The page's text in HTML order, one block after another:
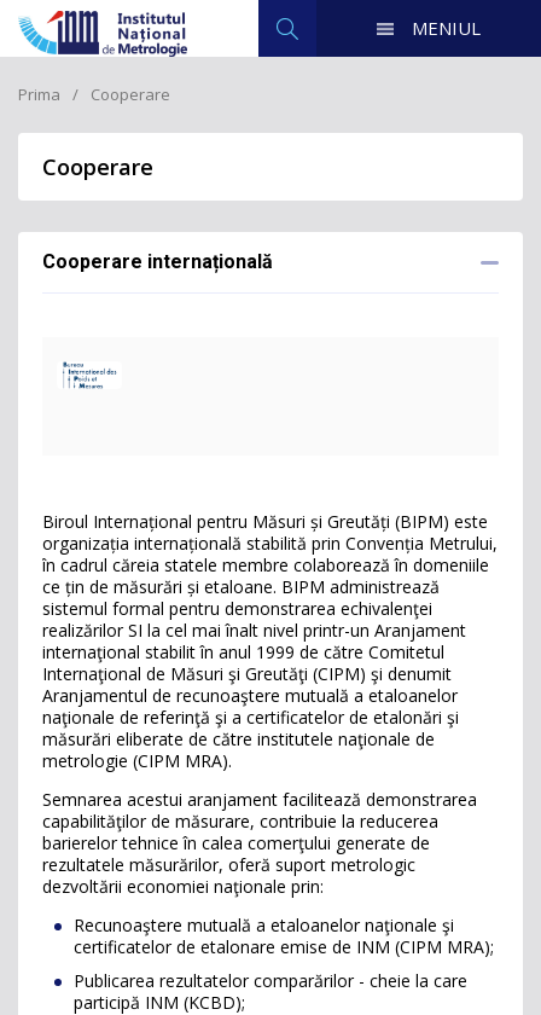
MENIUL
Prima Cooperare
Cooperare
Cooperare internațională
Biroul Internațional pentru Măsuri și Greutăți (BIPM) este
organizația internațională stabilită prin Convenția Metrului,
în cadrul căreia statele membre colaborează în domeniile
ce țin de măsurări și etaloane. BIPM administrează
sistemul formal pentru demonstrarea echivalenţei
realizărilor SI la cel mai înalt nivel printr-un Aranjament
internaţional stabilit în anul 1999 de către Comitetul
Internaţional de Măsuri şi Greutăţi (CIPM) şi denumit
Aranjamentul de recunoaştere mutuală a etaloanelor
naţionale de referinţă şi a certificatelor de etalonări şi
măsurări eliberate de către institutele naţionale de
metrologie (CIPM MRA).
Semnarea acestui aranjament facilitează demonstrarea
capabilităţilor de măsurare, contribuie la reducerea
barierelor tehnice în calea comerţului generate de
rezultatele măsurărilor, oferă suport metrologic
dezvoltării economiei naţionale prin:
Recunoaştere mutuală a etaloanelor naţionale şi
certificatelor de etalonare emise de INM (CIPM MRA);
Publicarea rezultatelor comparărilor - cheie la care
participă INM (KCBD);